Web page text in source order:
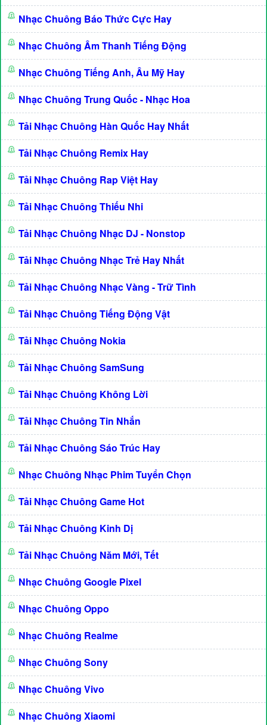
Nhạc Chuông Báo Thức Cực Hay
Nhạc Chuông Âm Thanh Tiếng Động
Nhạc Chuông Tiếng Anh, Âu Mỹ Hay
Nhạc Chuông Trung Quốc - Nhạc Hoa
Tải Nhạc Chuông Hàn Quốc Hay Nhất
Tải Nhạc Chuông Remix Hay
Tải Nhạc Chuông Rap Việt Hay
Tải Nhạc Chuông Thiếu Nhi
Tải Nhạc Chuông Nhạc DJ - Nonstop
Tải Nhạc Chuông Nhạc Trẻ Hay Nhất
Tải Nhạc Chuông Nhạc Vàng - Trữ Tình
Tải Nhạc Chuông Tiếng Động Vật
Tải Nhạc Chuông Nokia
Tải Nhạc Chuông SamSung
Tải Nhạc Chuông Không Lời
Tải Nhạc Chuông Tin Nhắn
Tải Nhạc Chuông Sáo Trúc Hay
Nhạc Chuông Nhạc Phim Tuyển Chọn
Tải Nhạc Chuông Game Hot
Tải Nhạc Chuông Kinh Dị
Tải Nhạc Chuông Năm Mới, Tết
Nhạc Chuông Google Pixel
Nhạc Chuông Oppo
Nhạc Chuông Realme
Nhạc Chuông Sony
Nhạc Chuông Vivo
Nhạc Chuông Xiaomi